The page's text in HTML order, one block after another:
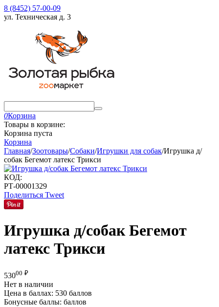
8 (8452) 57-00-09
ул. Техническая д. 3
0Корзина
Товары в корзине:
Корзина пуста
Корзина
Главная/Зоотовары/Собаки/Игрушки для собак/Игрушка д/
собак Бегемот латекс Трикси
КОД:
РТ-00001329
Поделиться Tweet
Игрушка д/собак Бегемот
латекс Трикси
53000 ₽
Нет в наличии
Цена в баллах: 530 баллов
Бонусные баллы: баллов